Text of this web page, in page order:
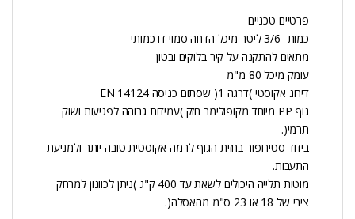
פרטיים טכניים
כמות- 3/6 ליטר מיכל הדחה סמוי דו כמותי
מתאים להתקנה על קיר בלוקים ובטון
עומק מיכל 80 מ"מ
דירוג אקוסטי )דרגה 1( שסתום כניסה EN 14124
גוף PP מיוחד מקופולימר חזק )עמידות גבוהה לפגיעות ושוק
תרמי(.
בידוד סטירופור בחזית הגוף לרמה אקוסטית טובה יותר ולמניעת
התעבות.
מוטות תלייה היכולים לשאת עד 400 ק"ג )ניתן לכוונון למרחק
צירי של 18 או 23 ס"מ מהאסלה(.